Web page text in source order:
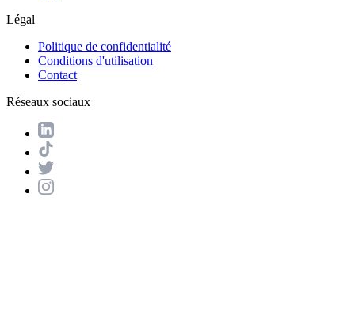
Légal
Politique de confidentialité
Conditions d'utilisation
Contact
Réseaux sociaux